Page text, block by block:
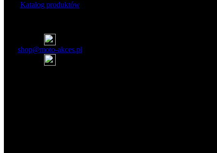
Katalog produktów
shop@moto-akces.pl